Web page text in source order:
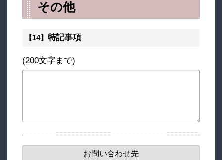
その他
【14】 特記事項
(200文字まで)
お問い合わせ先